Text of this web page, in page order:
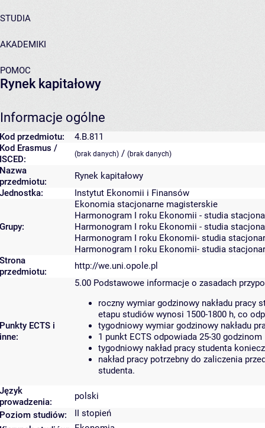
STUDIA
AKADEMIKI
POMOC
Rynek kapitałowy
Informacje ogólne
Kod przedmiotu:
4.B.811
Kod Erasmus /
ISCED:
(brak danych) / (brak danych)
Nazwa
przedmiotu:
Rynek kapitałowy
Jednostka:
Instytut Ekonomii i Finansów
Grupy:
Ekonomia stacjonarne magisterskie
Harmonogram I roku Ekonomii - studia
Harmonogram I roku Ekonomii - studia
Harmonogram I roku Ekonomii- studia
Harmonogram I roku Ekonomii- studia
Strona
przedmiotu:
http://we.uni.opole.pl
Punkty ECTS i
inne:
5.00 Podstawowe informacje o zasadach
roczny wymiar godzinowy nakładu pracy
etapu studiów wynosi 1500-1800 h, co
tygodniowy wymiar godzinowy nakładu
1 punkt ECTS odpowiada 25-30
tygodniowy nakład pracy studenta
nakład pracy potrzebny do zaliczenia
studenta.
Język
prowadzenia:
polski
Poziom studiów:
II stopień